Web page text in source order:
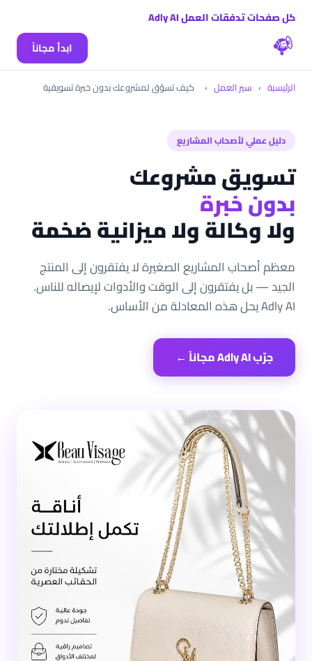
كل صفحات تدفقات العمل Adly AI
ابدأ مجاناً
الرئيسية › سير العمل › كيف تسوّق لمشروعك بدون خبرة تسويقية
دليل عملي لأصحاب المشاريع
تسويق مشروعك
بدون خبرة
ولا وكالة ولا ميزانية ضخمة
معظم أصحاب المشاريع الصغيرة لا يفتقرون إلى المنتج
الجيد — بل يفتقرون إلى الوقت والأدوات لإيصاله للناس.
Adly AI يحل هذه المعادلة من الأساس.
جرّب Adly AI مجاناً ←